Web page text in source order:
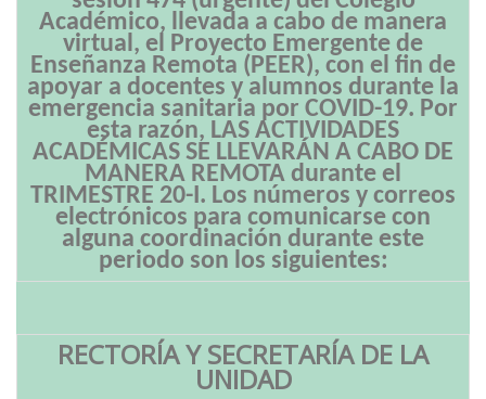
Académico, llevada a cabo de manera
virtual, el Proyecto Emergente de
Enseñanza Remota (PEER), con el fin de
apoyar a docentes y alumnos durante la
emergencia sanitaria por COVID-19. Por
esta razón, LAS ACTIVIDADES
ACADÉMICAS SE LLEVARÁN A CABO DE
MANERA REMOTA durante el
TRIMESTRE 20-I. Los números y correos
electrónicos para comunicarse con
alguna coordinación durante este
periodo son los siguientes:
RECTORÍA Y SECRETARÍA DE LA
UNIDAD